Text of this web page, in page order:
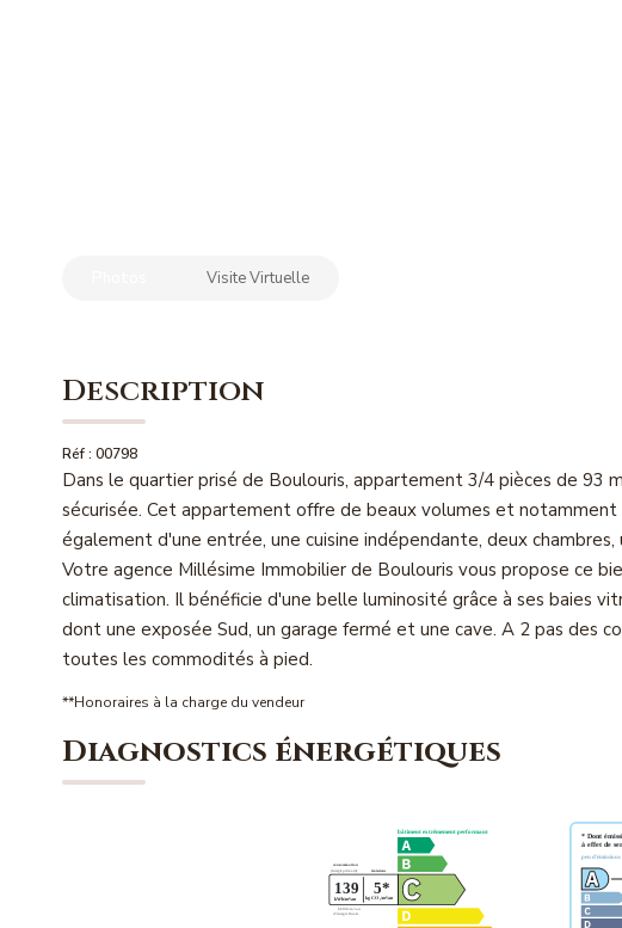
Visite Virtuelle
Description
Réf : 00798
Dans le quartier prisé de Boulouris, appartement 3/4 pièces de 93
sécurisée. Cet appartement offre de beaux volumes et
également d'une entrée, une cuisine indépendante, deux
Votre agence Millésime Immobilier de Boulouris vous propose ce
climatisation. Il bénéficie d'une belle luminosité grâce à ses baies
dont une exposée Sud, un garage fermé et une cave. A 2 pas des
toutes les commodités à pied.
**Honoraires à la charge du vendeur
Diagnostics énergétiques